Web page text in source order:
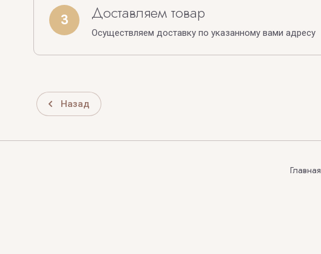
3 Доставляем товар
Осуществляем доставку по указанному вами адресу
Назад
Главная